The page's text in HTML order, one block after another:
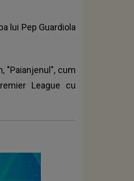
lui Pep Guardiola
"Paianjenul", cum
League cu